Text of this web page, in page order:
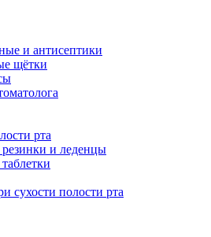
и антисептики
щётки
рта
и леденцы
сухости полости рта